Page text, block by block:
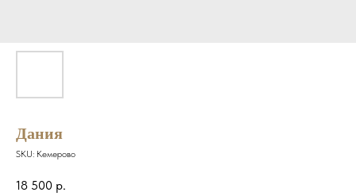
Дания
SKU: Кемерово
18 500 р.